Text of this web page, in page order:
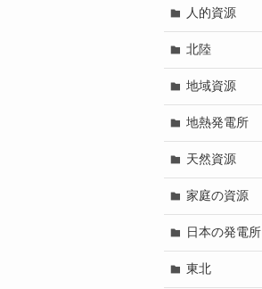
人的資源
北陸
地域資源
地熱発電所
天然資源
家庭の資源
日本の発電所
東北